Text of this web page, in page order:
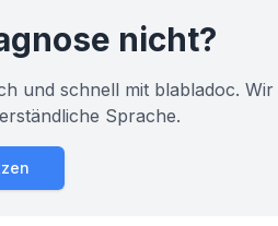
nicht?
und schnell mit blabladoc. Wir
Sprache.